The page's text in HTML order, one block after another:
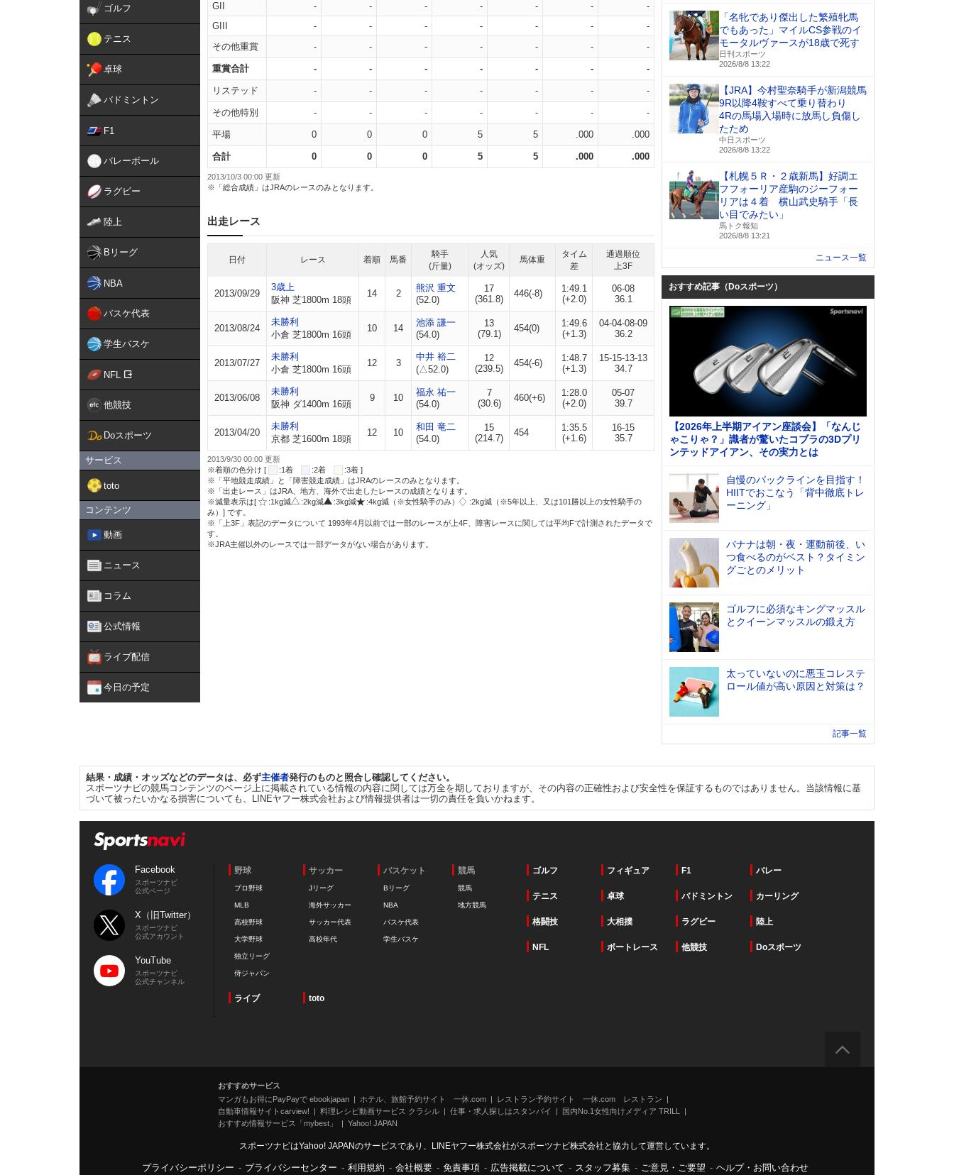
ゴルフ
テニス
卓球
バドミントン
F1
バレーボール
ラグビー
陸上
Bリーグ
NBA
バスケ代表
学生バスケ
NFL
他競技
Doスポーツ
サービス
toto
コンテンツ
動画
ニュース
コラム
公式情報
ライブ配信
今日の予定
GII
- - - - - -
-
GIII
- - - - - -
-
その他重賞
- - - - - - -
重賞合計 - - - - - - -
リステッド - - - - - - -
その他特別 - - - - - - -
平場 0 0 0 5 5 .000 .000
合計 0 0 0 5 5 .000 .000
2013/10/3 00:00 更新
※「総合成績」はJRAのレースのみとなります。
出走レース
日付 レース 着順 馬番
騎手
(斤量)
人気
(オッズ)
馬体重
タイム
差
通過順位
上3F
2013/09/29
3歳上
阪神 芝1800m 18頭
14 2
熊沢 重文
(52.0)
17
(361.8)
446(-8)
1:49.1
(+2.0)
06-08
36.1
2013/08/24
未勝利
小倉 芝1800m 16頭
10 14
池添 謙一
(54.0)
13
(79.1)
454(0)
1:49.6
(+1.3)
04-04-08-09
36.2
2013/07/27
未勝利
小倉 芝1800m 16頭
12 3
中井 裕二
(△52.0)
12
(239.5)
454(-6)
1:48.7
(+1.3)
15-15-13-13
34.7
2013/06/08
未勝利
阪神 ダ1400m 16頭
9 10
福永 祐一
(54.0)
7
(30.6)
460(+6)
1:28.0
(+2.0)
05-07
39.7
2013/04/20
未勝利
京都 芝1600m 18頭
12 10
和田 竜二
(54.0)
15
(214.7)
454
1:35.5
(+1.6)
16-15
35.7
2013/9/30 00:00 更新
※着順の色分け [
:1着 :2着
:3着 ]
※「平地競走成績」と「障害競走成績」はJRAのレースのみとなります。
※「出走レース」はJRA、地方、海外で出走したレースの成績となります。
※減量表示は[
:1kg減 :2kg減 :3kg減 :4kg減（※女性騎手のみ）
:2kg減（※5年以上、又は101勝以上の女性騎手の
み）] です。
※「上3F」表記のデータについて 1993年4月以前では一部のレースが上4F、障害レースに関しては平均Fで計測されたデータで
す。
※JRA主催以外のレースでは一部データがない場合があります。
「名牝であり傑出した繁殖牝馬
でもあった」マイルCS参戦のイ
モータルヴァースが18歳で死す
日刊スポーツ
2026/8/8 13:22
【JRA】今村聖奈騎手が新潟競馬
9R以降4鞍すべて乗り替わり
4Rの馬場入場時に放馬し負傷し
たため
中日スポーツ
2026/8/8 13:22
【札幌５Ｒ・２歳新馬】好調エ
フフォーリア産駒のジーフォー
リアは４着 横山武史騎手「長
い目でみたい」
馬トク報知
2026/8/8 13:21
ニュース一覧
おすすめ記事（Doスポーツ）
【2026年上半期アイアン座談会】「なんじ
ゃこりゃ？」識者が驚いたコブラの3Dプリ
ンテッドアイアン、その実力とは
自慢のバックラインを目指す！
HIITでおこなう「背中徹底トレ
ーニング」
バナナは朝・夜・運動前後、い
つ食べるのがベスト？タイミン
グごとのメリット
ゴルフに必須なキングマッスル
とクイーンマッスルの鍛え方
太っていないのに悪玉コレステ
ロール値が高い原因と対策は？
記事一覧
結果・成績・オッズなどのデータは、必ず主催者発行のものと照合し確認してください。
スポーツナビの競馬コンテンツのページ上に掲載されている情報の内容に関しては万全を期しておりますが、その内容の正確性および安全性を保証するものではありません。当該情報に基
づいて被ったいかなる損害についても、LINEヤフー株式会社および情報提供者は一切の責任を負いかねます。
Facebook
スポーツナビ
公式ページ
X（旧Twitter）
スポーツナビ
公式アカウント
YouTube
スポーツナビ
公式チャンネル
野球
プロ野球
MLB
高校野球
大学野球
独立リーグ
侍ジャパン
サッカー
Jリーグ
海外サッカー
サッカー代表
高校年代
バスケット
Bリーグ
NBA
バスケ代表
学生バスケ
競馬
競馬
地方競馬
ゴルフ フィギュア F1 バレー
テニス 卓球 バドミントン カーリング
格闘技 大相撲 ラグビー 陸上
NFL ボートレース 他競技 Doスポーツ
ライブ toto
おすすめサービス
マンガもお得にPayPayで ebookjapan
ホテル、旅館予約サイト 一休.com
レストラン予約サイト 一休.com レストラン
自動車情報サイトcarview!
料理レシピ動画サービス クラシル 仕事・求人探しはスタンバイ
国内No.1女性向けメディア TRILL
おすすめ情報サービス「mybest」
Yahoo! JAPAN
スポーツナビはYahoo! JAPANのサービスであり、LINEヤフー株式会社がスポーツナビ株式会社と協力して運営しています。
プライバシーポリシー - プライバシーセンター - 利用規約 - 会社概要 - 免責事項 - 広告掲載について - スタッフ募集 - ご意見・ご要望 - ヘルプ・お問い合わせ